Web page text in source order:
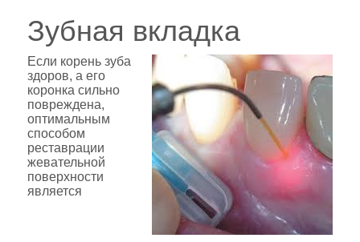
Зубная вкладка
Если корень зуба
здоров, а его
коронка сильно
повреждена,
оптимальным
способом
реставрации
жевательной
поверхности
является